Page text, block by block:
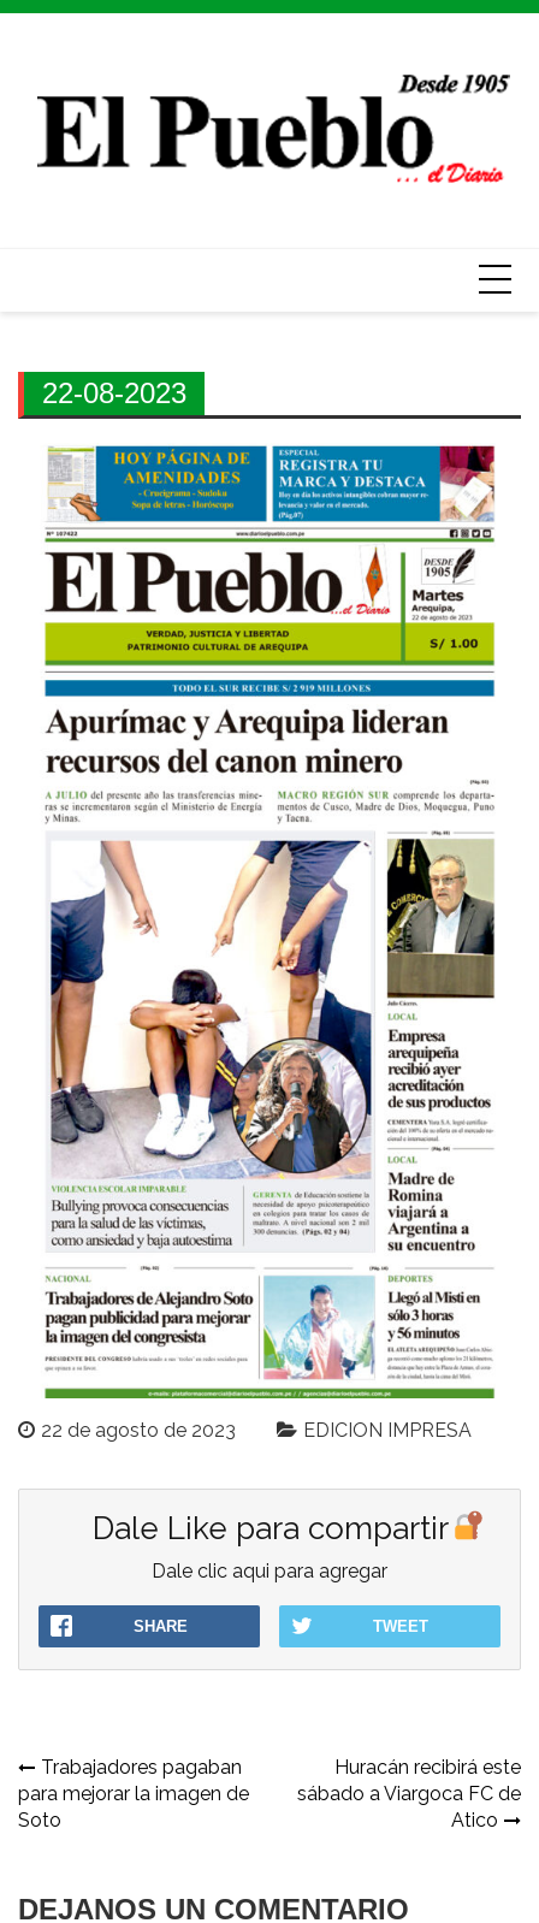
Skip
22-08-2023
22 de agosto de 2023 EDICION IMPRESA
Dale Like para compartir
Dale clic aqui para agregar
SHARE TWEET
Navegación
de
Trabajadores pagaban
para mejorar la imagen de
Soto
Huracán recibirá este
sábado a Viargoca FC de
Atico
DEJANOS UN COMENTARIO